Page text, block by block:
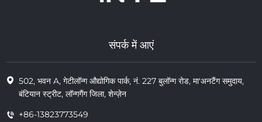
संपर्क में आएं
502, भवन A, गेटीलॉन्ग औद्योगिक पार्क, नं. 227 बुलॉन्ग रोड, मा'अनटैंग समुदाय,
बंटियान स्ट्रीट, लॉन्गगैंग जिला, शेन्ज़ेन
+86-13823773549